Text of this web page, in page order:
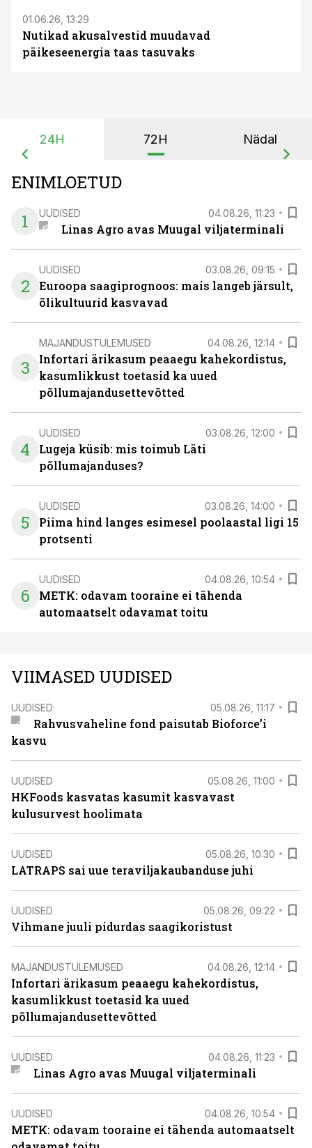
01.06.26, 13:29
Nutikad akusalvestid muudavad
päikeseenergia taas tasuvaks
24H 72H Nädal
ENIMLOETUD
1
UUDISED 04.08.26, 11:23
Linas Agro avas Muugal viljaterminali
2
UUDISED 03.08.26, 09:15
Euroopa saagiprognoos: mais langeb järsult,
õlikultuurid kasvavad
3
MAJANDUSTULEMUSED 04.08.26, 12:14
Infortari ärikasum peaaegu kahekordistus,
kasumlikkust toetasid ka uued
põllumajandusettevõtted
4
UUDISED 03.08.26, 12:00
Lugeja küsib: mis toimub Läti
põllumajanduses?
5
UUDISED 03.08.26, 14:00
Piima hind langes esimesel poolaastal ligi 15
protsenti
6
UUDISED 04.08.26, 10:54
METK: odavam tooraine ei tähenda
automaatselt odavamat toitu
VIIMASED UUDISED
UUDISED 05.08.26, 11:17
Rahvusvaheline fond paisutab Bioforce’i
kasvu
UUDISED 05.08.26, 11:00
HKFoods kasvatas kasumit kasvavast
kulusurvest hoolimata
UUDISED 05.08.26, 10:30
LATRAPS sai uue teraviljakaubanduse juhi
UUDISED 05.08.26, 09:22
Vihmane juuli pidurdas saagikoristust
MAJANDUSTULEMUSED 04.08.26, 12:14
Infortari ärikasum peaaegu kahekordistus,
kasumlikkust toetasid ka uued
põllumajandusettevõtted
UUDISED 04.08.26, 11:23
Linas Agro avas Muugal viljaterminali
UUDISED 04.08.26, 10:54
METK: odavam tooraine ei tähenda automaatselt